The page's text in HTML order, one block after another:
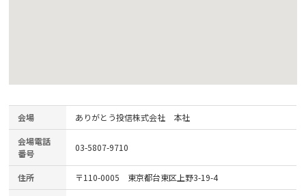
会場 ありがとう投信株式会社 本社
会場電話
番号
03-5807-9710
住所 〒110-0005 東京都台東区上野3-19-4